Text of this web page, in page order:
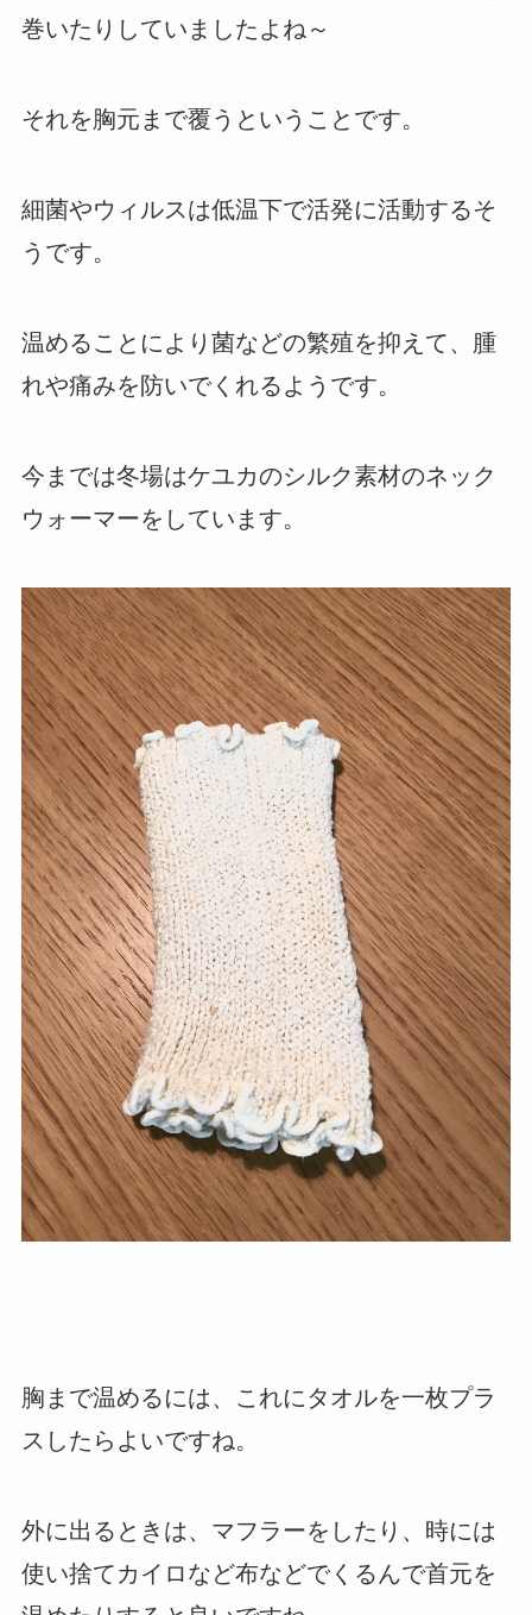
巻いたりしていましたよね～
それを胸元まで覆うということです。
細菌やウィルスは低温下で活発に活動するそ
うです。
温めることにより菌などの繁殖を抑えて、腫
れや痛みを防いでくれるようです。
今までは冬場はケユカのシルク素材のネック
ウォーマーをしています。
胸まで温めるには、これにタオルを一枚プラ
スしたらよいですね。
外に出るときは、マフラーをしたり、時には
使い捨てカイロなど布などでくるんで首元を